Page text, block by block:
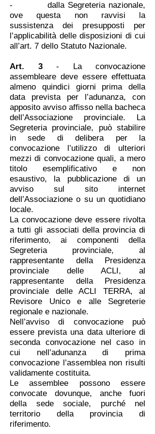
- dalla Segreteria nazionale,
ove questa non ravvisi la
sussistenza dei presupposti per
l’applicabilità delle disposizioni di cui
all’art. 7 dello Statuto Nazionale.
Art. 3- La convocazione
assembleare deve essere effettuata
almeno quindici giorni prima della
data prevista per l’adunanza, con
apposito avviso affisso nella bacheca
dell’Associazione provinciale. La
Segreteria provinciale, può stabilire
in sede di delibera per la
convocazione l’utilizzo di ulteriori
mezzi di convocazione quali, a mero
titolo esemplificativo e non
esaustivo, la pubblicazione di un
avviso sul sito internet
dell’Associazione o su un quotidiano
locale.
La convocazione deve essere rivolta
a tutti gli associati della provincia di
riferimento, ai componenti della
Segreteria provinciale, al
rappresentante della Presidenza
provinciale delle ACLI, al
rappresentante della Presidenza
provinciale delle ACLI TERRA, al
Revisore Unico e alle Segreterie
regionale e nazionale.
Nell’avviso di convocazione può
essere prevista una data ulteriore di
seconda convocazione nel caso in
cui nell’adunanza di prima
convocazione l’assemblea non risulti
validamente costituita.
Le assemblee possono essere
convocate dovunque, anche fuori
della sede sociale, purché nel
territorio della provincia di
riferimento.